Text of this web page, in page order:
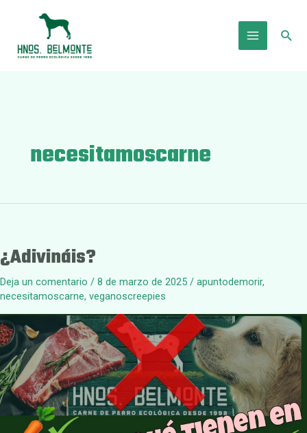
Main
necesitamoscarne
¿Adivináis?
Deja un comentario / 8 de marzo de 2025 / apuntodemorir,
necesitamoscarne, veganoscreepies